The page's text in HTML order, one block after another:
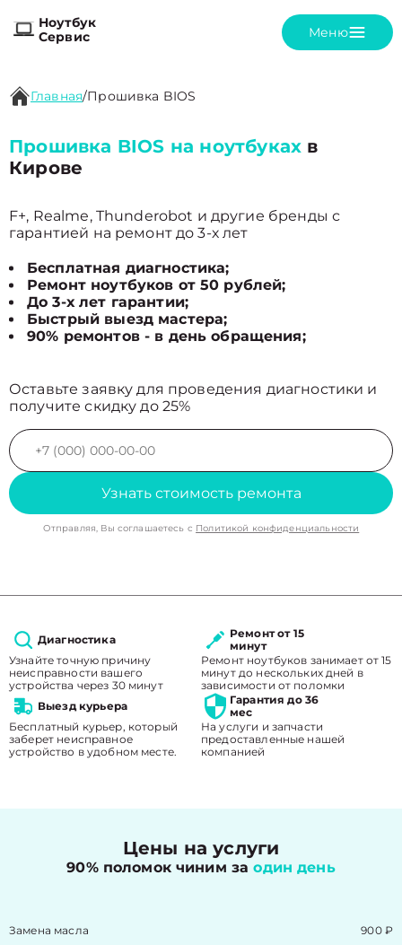
Ноутбук
Сервис
Меню
Главная/Прошивка BIOS
Прошивка BIOS на ноутбуках в
Кирове
F+, Realme, Thunderobot и другие бренды с
гарантией на ремонт до 3-х лет
Бесплатная диагностика;
Ремонт ноутбуков от 50 рублей;
До 3-х лет гарантии;
Быстрый выезд мастера;
90% ремонтов - в день обращения;
Оставьте заявку для проведения диагностики и
получите скидку до 25%
Узнать стоимость ремонта
Отправляя, Вы соглашаетесь с Политикой конфиденциальности
Диагностика
Узнайте точную причину
неисправности вашего
устройства через 30 минут
Ремонт от 15
минут
Ремонт ноутбуков занимает от 15
минут до нескольких дней в
зависимости от поломки
Выезд курьера
Бесплатный курьер, который
заберет неисправное
устройство в удобном месте.
Гарантия до 36
мес
На услуги и запчасти
предоставленные нашей
компанией
Цены на услуги
90% поломок чиним заодин день
Замена масла 900 ₽